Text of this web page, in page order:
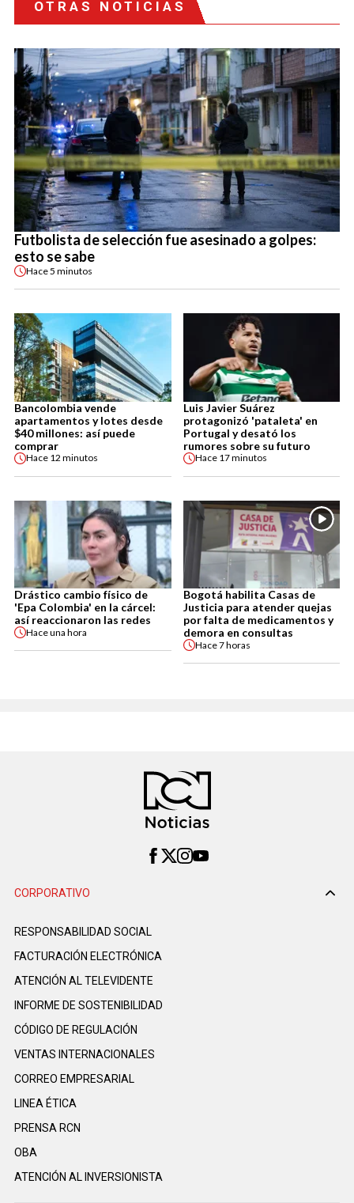
OTRAS NOTICIAS
Futbolista de selección fue asesinado a golpes:
esto se sabe
Hace5 minutos
Bancolombia vende
apartamentos y lotes desde
$40 millones: así puede
comprar
Hace 12 minutos
Luis Javier Suárez
protagonizó 'pataleta' en
Portugal y desató los
rumores sobre su futuro
Hace 17 minutos
Drástico cambio físico de
'Epa Colombia' en la cárcel:
así reaccionaron las redes
Haceuna hora
Bogotá habilita Casas de
Justicia para atender quejas
por falta de medicamentos y
demora en consultas
Hace7 horas
CORPORATIVO
RESPONSABILIDAD SOCIAL
FACTURACIÓN ELECTRÓNICA
ATENCIÓN AL TELEVIDENTE
INFORME DE SOSTENIBILIDAD
CÓDIGO DE REGULACIÓN
VENTAS INTERNACIONALES
CORREO EMPRESARIAL
LINEA ÉTICA
PRENSA RCN
OBA
ATENCIÓN AL INVERSIONISTA